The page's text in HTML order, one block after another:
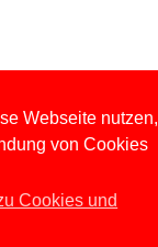
Webseite nutzen,
von Cookies
Cookies und